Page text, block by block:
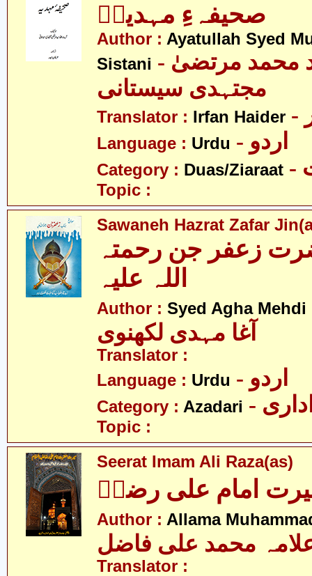
صحیفہءِ مہدیہؑ
Author : Ayatullah Syed
Sistani - آیت اللہ سید محمد مرتضیٰ
مجتہدی سیستانی
Translator : Irfan Haider
Language : Urdu - اردو
Category : Duas/Ziaraat
Topic :
Sawaneh Hazrat Zafar
زعفر جن رحمتہ
اللہ علیہ
Author : Syed Agha
آغا مہدی لکھنوی
Translator :
Language : Urdu - اردو
Category : Azadari
Topic :
Seerat Imam Ali Raza(as)
امام علی رضاؑ
Author : Allama
محمد علی فاضل
Translator :